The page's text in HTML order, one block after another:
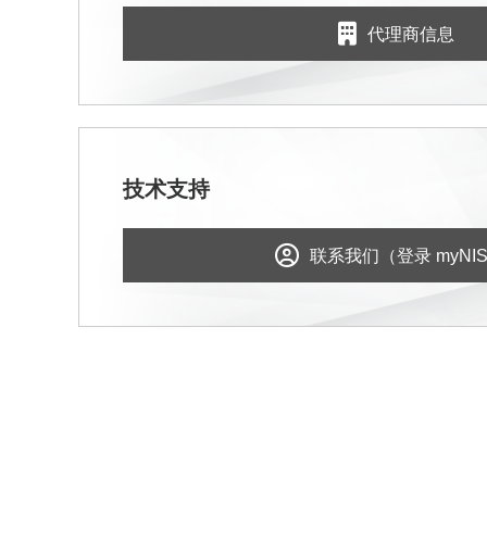
代理商信息
技术支持
联系我们（登录